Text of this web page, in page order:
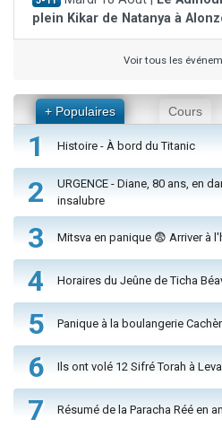
plein Kikar de Natanya à
Voir tous les
+ Populaires Cours
1 Histoire - À bord du Titanic
2
URGENCE - Diane, 80 ans, en
insalubre
3 Mitsva en panique 😨 Arriver à
4 Horaires du Jeûne de Ticha
5 Panique à la boulangerie
6 Ils ont volé 12 Sifré Torah à
7 Résumé de la Paracha Réé en